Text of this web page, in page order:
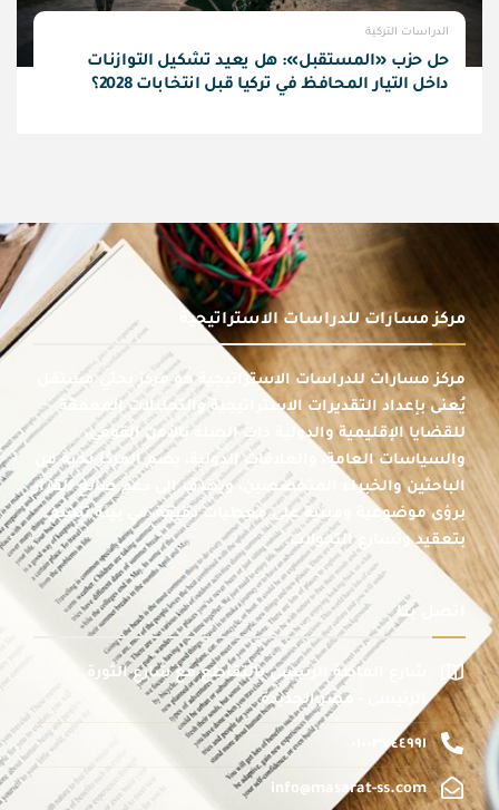
الدراسات التركية
حل حزب «المستقبل»: هل يعيد تشكيل التوازنات
داخل التيار المحافظ في تركيا قبل انتخابات 2028؟
مركز مسارات للدراسات الاستراتيجية
مركز مسارات للدراسات الاستراتيجية هو مركز بحثي مستقل
يُعنى بإعداد التقديرات الاستراتيجية والتحليلات المعمقة
للقضايا الإقليمية والدولية ذات الصلة بالأمن القومي،
والسياسات العامة، والعلاقات الدولية، يضم المركز نخبة من
الباحثين والخبراء المتخصصين، ويهدف إلى دعم صانع القرار
برؤى موضوعية ومبنية على معطيات دقيقة، في بيئة تتسم
بتعقيد وتسارع التحولات.
اتصل بنا
شارع الماظة الرئيسى بالتقاطع مع شارع الثورة
الرئيسى - مصر الجديدة
٠١٠٠٣٧٤٤٩٩١
info@masarat-ss.com